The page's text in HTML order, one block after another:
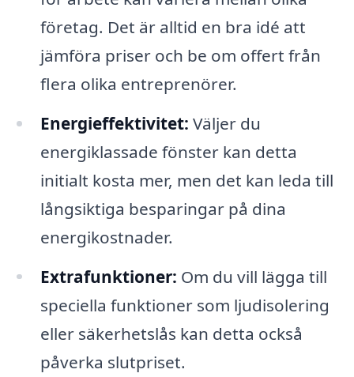
företag. Det är alltid en bra idé att
jämföra priser och be om offert från
flera olika entreprenörer.
Energieffektivitet: Väljer du
energiklassade fönster kan detta
initialt kosta mer, men det kan leda till
långsiktiga besparingar på dina
energikostnader.
Extrafunktioner: Om du vill lägga till
speciella funktioner som ljudisolering
eller säkerhetslås kan detta också
påverka slutpriset.